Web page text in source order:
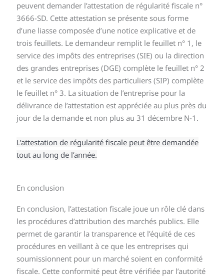
peuvent demander l’attestation de régularité fiscale n°
3666-SD. Cette attestation se présente sous forme
d’une liasse composée d’une notice explicative et de
trois feuillets. Le demandeur remplit le feuillet n° 1, le
service des impôts des entreprises (SIE) ou la direction
des grandes entreprises (DGE) complète le feuillet n° 2
et le service des impôts des particuliers (SIP) complète
le feuillet n° 3. La situation de l’entreprise pour la
délivrance de l’attestation est appréciée au plus près du
jour de la demande et non plus au 31 décembre N-1.
L’attestation de régularité fiscale peut être demandée
tout au long de l’année.
En conclusion
En conclusion, l’attestation fiscale joue un rôle clé dans
les procédures d’attribution des marchés publics. Elle
permet de garantir la transparence et l’équité de ces
procédures en veillant à ce que les entreprises qui
soumissionnent pour un marché soient en conformité
fiscale. Cette conformité peut être vérifiée par l’autorité